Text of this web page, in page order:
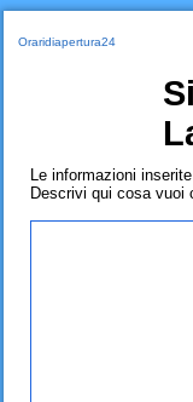
Oraridiapertura24
Le informazioni
Descrivi qui cosa vuoi